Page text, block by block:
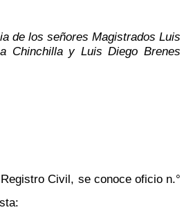
de los señores Magistrados Luis
Chinchilla y Luis Diego Brenes
Civil, se conoce oficio n.°